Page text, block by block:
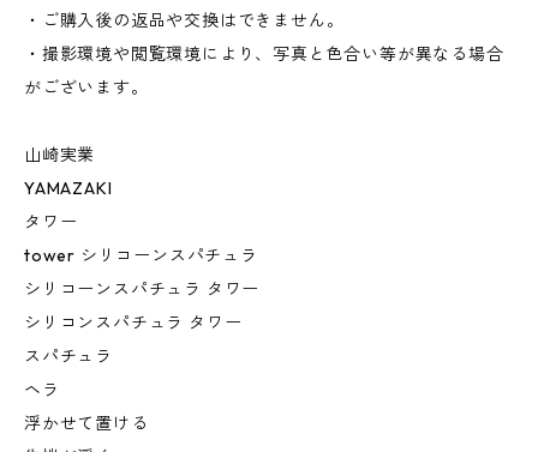
・ご購入後の返品や交換はできません。
・撮影環境や閲覧環境により、写真と色合い等が異なる場合
がございます。
山崎実業
YAMAZAKI
タワー
tower シリコーンスパチュラ
シリコーンスパチュラ タワー
シリコンスパチュラ タワー
スパチュラ
ヘラ
浮かせて置ける